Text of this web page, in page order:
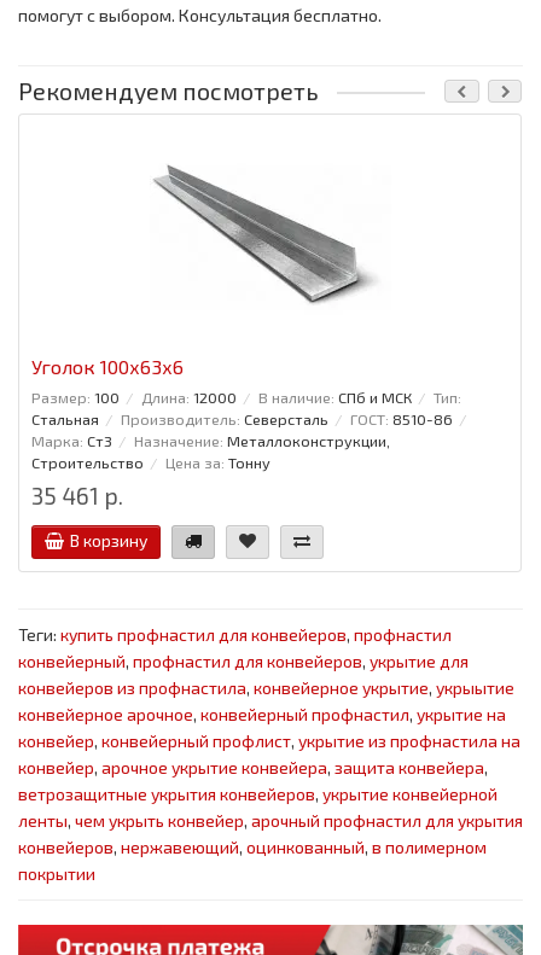
помогут с выбором. Консультация бесплатно.
Рекомендуем посмотреть
Уголок 100x63x6
Размер: 100 Длина: 12000 В наличие: СПб и МСК
Тип:
Стальная
Производитель: Северсталь ГОСТ: 8510-86
Марка: Ст3 Назначение: Металлоконструкции,
Строительство
Цена за: Тонну
35 461 р.
В корзину
Теги: купить профнастил для конвейеров, профнастил
конвейерный, профнастил для конвейеров, укрытие для
конвейеров из профнастила, конвейерное укрытие, укрыытие
конвейерное арочное, конвейерный профнастил, укрытие на
конвейер, конвейерный профлист, укрытие из профнастила на
конвейер, арочное укрытие конвейера, защита конвейера,
ветрозащитные укрытия конвейеров, укрытие конвейерной
ленты, чем укрыть конвейер, арочный профнастил для укрытия
конвейеров, нержавеющий, оцинкованный, в полимерном
покрытии